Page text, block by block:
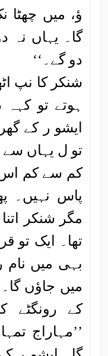
ؤ، میں چھٹا
گا۔ یہاں نہ
دو گے۔‘‘
شنکر کا نپ
ہوتے تو کہہ
ایشو ر کے
تو ل یہاں سے
کم سے کم اس
پاس نہیں۔
مگر شنکر
تھا۔ ایک تو
بہی میں نام
میں جاؤں
کے رونگٹے
’’مہاراج